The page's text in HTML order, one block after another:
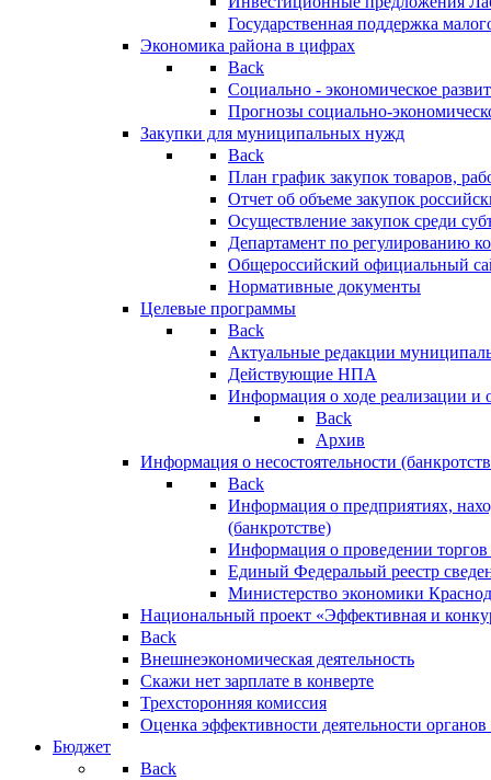
Государственная поддержка
Экономика района в цифрах
Back
Социально - экономическое
Прогнозы социально-
Закупки для муниципальных нужд
Back
План график закупок товаров,
Отчет об объеме закупок
Осуществление закупок среди
Департамент по регулированию
Общероссийский официальный
Нормативные документы
Целевые программы
Back
Актуальные редакции
Действующие НПА
Информация о ходе реализации
Back
Архив
Информация о несостоятельности
Back
Информация о предприятиях,
(банкротстве)
Информация о проведении
Единый Федеральый реестр
Министерство экономики
Национальный проект «Эффективная и
Back
Внешнеэкономическая деятельность
Скажи нет зарплате в конверте
Трехсторонняя комиссия
Оценка эффективности деятельности
Бюджет
Back